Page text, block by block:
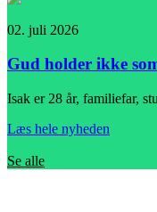
02. juli 2026
Gud holder ikke
Isak er 28 år, familiefar,
Læs hele nyheden
Se alle